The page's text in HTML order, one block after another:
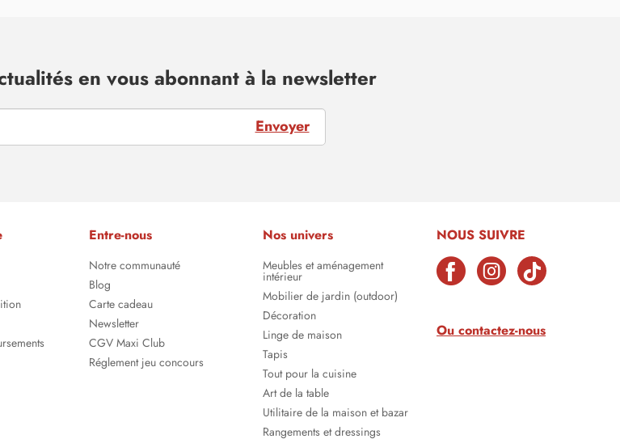
en vous abonnant à la newsletter
Envoyer
Entre-nous
Notre communauté
Blog
Carte cadeau
Newsletter
CGV Maxi Club
Réglement jeu concours
Nos univers
Meubles et aménagement
intérieur
Mobilier de jardin (outdoor)
Décoration
Linge de maison
Tapis
Tout pour la cuisine
Art de la table
Utilitaire de la maison et bazar
Rangements et dressings
NOUS SUIVRE
Ou contactez-nous